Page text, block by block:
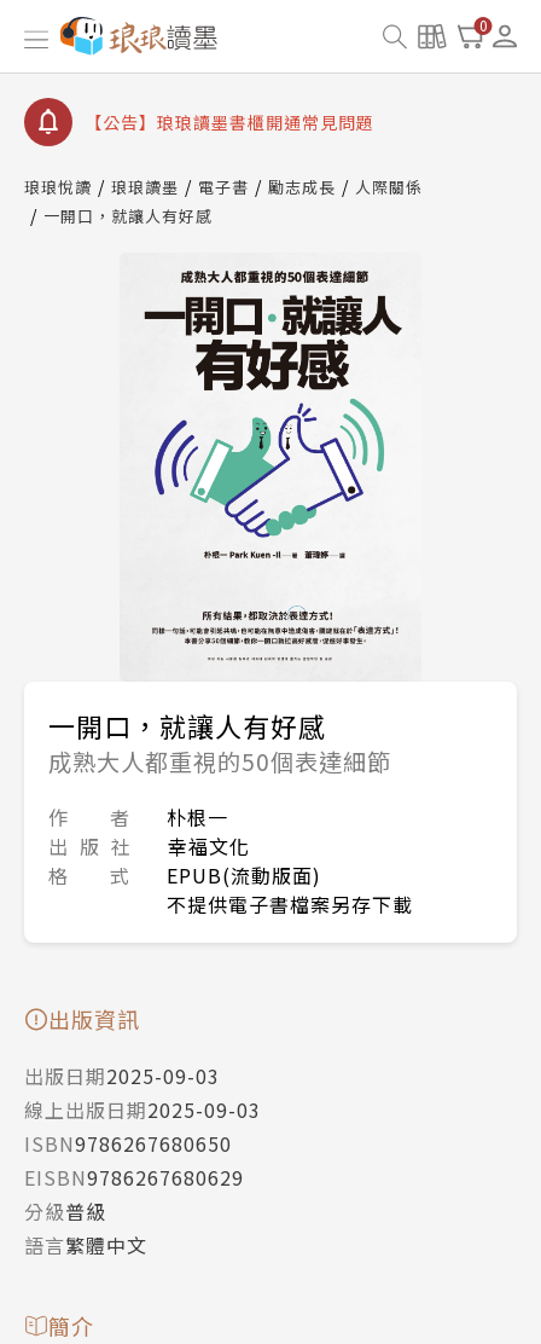
0
查詢
【公告】琅琅讀墨數位閱讀資產合併與書櫃開通申請
【公告】琅琅讀墨 3 分鐘完成書櫃開通與資產合併申
【公告】琅琅書店服務升級重要說明及資產合併結果
查詢
琅琅悅讀 琅琅讀墨 電子書 勵志成長
人際關係
一開口，就讓人有好感
一開口，就讓人有好感
成熟大人都重視的50個表達細節
作 者
朴根一
出 版 社
幸福文化
格 式
EPUB(流動版面)
不提供電子書檔案另存下載
出版資訊
出版日期2025-09-03
線上出版日期2025-09-03
ISBN9786267680650
EISBN9786267680629
分級普級
語言繁體中文
簡介